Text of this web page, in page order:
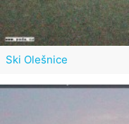
Ski Olešnice